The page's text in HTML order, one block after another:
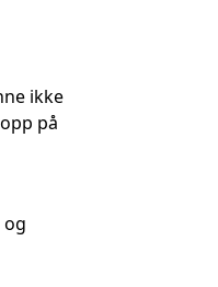
ikke
på
og